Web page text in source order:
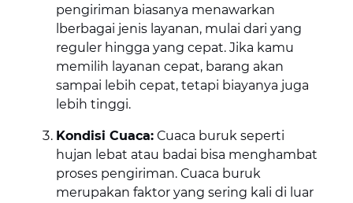
pengiriman biasanya menawarkan
lberbagai jenis layanan, mulai dari yang
reguler hingga yang cepat. Jika kamu
memilih layanan cepat, barang akan
sampai lebih cepat, tetapi biayanya juga
lebih tinggi.
Kondisi Cuaca:Cuaca buruk seperti
hujan lebat atau badai bisa menghambat
proses pengiriman. Cuaca buruk
merupakan faktor yang sering kali di luar